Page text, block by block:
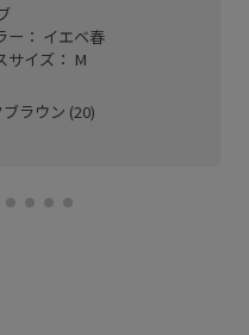
ー： イエベ春
サイズ： M
ラウン (20)